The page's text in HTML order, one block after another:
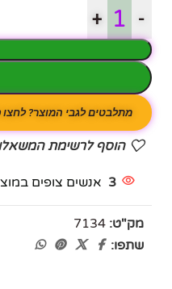
-
+
מתלבטים לגבי המוצר? לחצו
הוסף לרשימת
3 אנשים צופים
מק"ט:7134
שתפו:
פייסבוק
אינסטגרם
יוטיוב